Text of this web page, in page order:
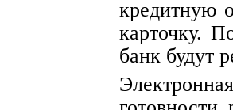
кредитную
карточку.
банк будут